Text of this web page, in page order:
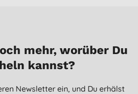
mehr, worüber Du
kannst?
Newsletter ein, und Du erhälst